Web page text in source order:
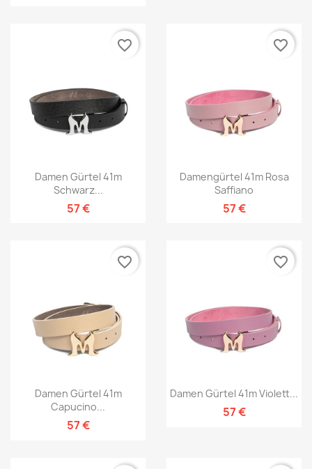
Damen Gürtel 41m
Schwarz...
57 €
favorite_border
Damengürtel 41m Rosa
Saffiano
57 €
favorite_border
Damen Gürtel 41m
Capucino...
57 €
favorite_border
Damen Gürtel 41m Violett...
57 €
favorite_border